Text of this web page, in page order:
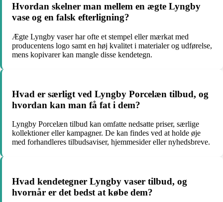
Hvordan skelner man mellem en ægte Lyngby
vase og en falsk efterligning?
Ægte Lyngby vaser har ofte et stempel eller mærkat med
producentens logo samt en høj kvalitet i materialer og udførelse,
mens kopivarer kan mangle disse kendetegn.
Hvad er særligt ved Lyngby Porcelæn tilbud, og
hvordan kan man få fat i dem?
Lyngby Porcelæn tilbud kan omfatte nedsatte priser, særlige
kollektioner eller kampagner. De kan findes ved at holde øje
med forhandleres tilbudsaviser, hjemmesider eller nyhedsbreve.
Hvad kendetegner Lyngby vaser tilbud, og
hvornår er det bedst at købe dem?